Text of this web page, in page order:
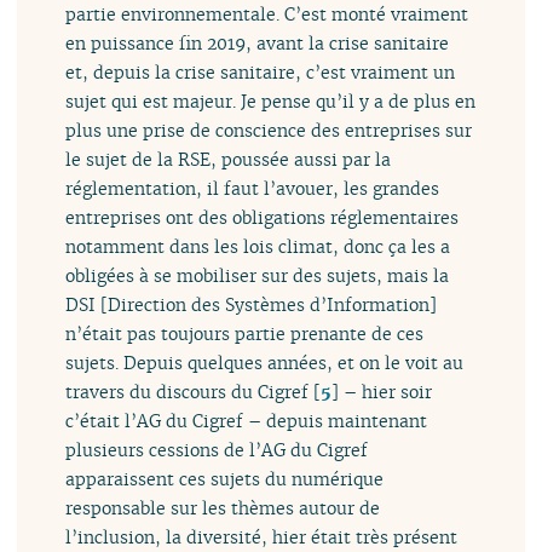
partie environnementale. C’est monté vraiment
en puissance fin 2019, avant la crise sanitaire
et, depuis la crise sanitaire, c’est vraiment un
sujet qui est majeur. Je pense qu’il y a de plus en
plus une prise de conscience des entreprises sur
le sujet de la RSE, poussée aussi par la
réglementation, il faut l’avouer, les grandes
entreprises ont des obligations réglementaires
notamment dans les lois climat, donc ça les a
obligées à se mobiliser sur des sujets, mais la
DSI [Direction des Systèmes d’Information]
n’était pas toujours partie prenante de ces
sujets. Depuis quelques années, et on le voit au
travers du discours du Cigref [5] – hier soir
c’était l’AG du Cigref – depuis maintenant
plusieurs cessions de l’AG du Cigref
apparaissent ces sujets du numérique
responsable sur les thèmes autour de
l’inclusion, la diversité, hier était très présent